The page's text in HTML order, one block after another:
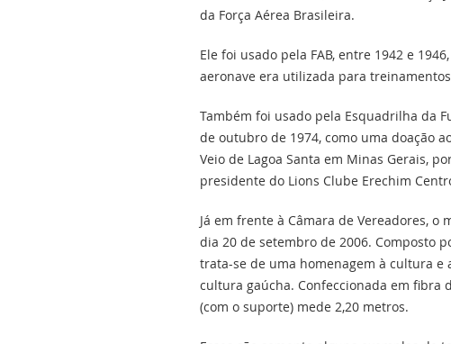
da Força Aérea Brasileira.
Ele foi usado pela FAB, entre 1942 e
aeronave era utilizada para
Também foi usado pela Esquadrilha da
de outubro de 1974, como uma doação
Veio de Lagoa Santa em Minas Gerais,
presidente do Lions Clube Erechim
Já em frente à Câmara de Vereadores,
dia 20 de setembro de 2006. Composto
trata-se de uma homenagem à cultura
cultura gaúcha. Confeccionada em fibra
(com o suporte) mede 2,20 metros.